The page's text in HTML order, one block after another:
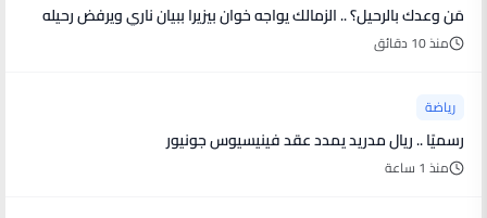
مَن وعدك بالرحيل؟ .. الزمالك يواجه خوان بيزيرا ببيان ناري ويرفض رحيله
منذ 10 دقائق
رياضة
رسميًا .. ريال مدريد يمدد عقد فينيسيوس جونيور
منذ 1 ساعة